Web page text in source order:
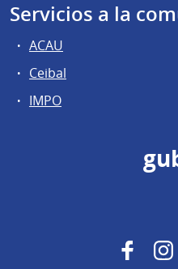
Servicios a la
ACAU
Ceibal
IMPO